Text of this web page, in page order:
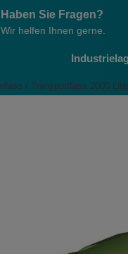
Haben Sie Fragen?
Wir helfen Ihnen gerne.
/ Transportfass 2000